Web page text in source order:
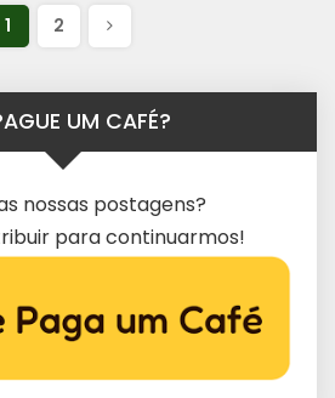
1 2
UM CAFÉ?
nossas postagens?
para continuarmos!